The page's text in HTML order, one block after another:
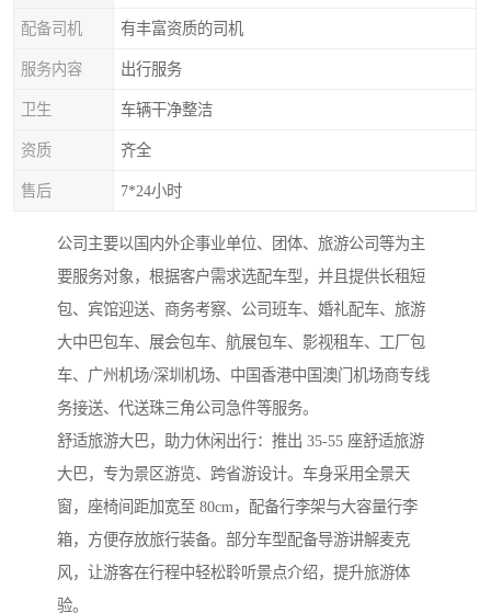
配备司机 有丰富资质的司机
服务内容 出行服务
卫生 车辆干净整洁
资质 齐全
售后 7*24小时
公司主要以国内外企事业单位、团体、旅游公司等为主
要服务对象，根据客户需求选配车型，并且提供长租短
包、宾馆迎送、商务考察、公司班车、婚礼配车、旅游
大中巴包车、展会包车、航展包车、影视租车、工厂包
车、广州机场/深圳机场、中国香港中国澳门机场商专线
务接送、代送珠三角公司急件等服务。
舒适旅游大巴，助力休闲出行：推出 35-55 座舒适旅游
大巴，专为景区游览、跨省游设计。车身采用全景天
窗，座椅间距加宽至 80cm，配备行李架与大容量行李
箱，方便存放旅行装备。部分车型配备导游讲解麦克
风，让游客在行程中轻松聆听景点介绍，提升旅游体
验。